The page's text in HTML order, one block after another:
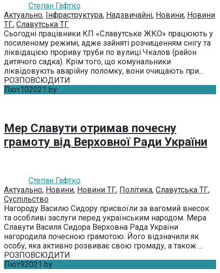
Степан Гафтко
Актуально, Інфраструктура, Надзвичайні, Новини, Новини
ТГ, Славутська ТГ
Сьогодні працівники КП «Славутське ЖКО» працюють у
посиленому режимі, адже зайняті розчищенням снігу та
ліквідацією прориву труби по вулиці Чкалов (район
дитячого садка). Крім того, що комунальники
ліквідовують аварійну поломку, вони очищають при...
РОЗПОВСЮДИТИ
Лют102021 by
Мер Славути отримав почесну
грамоту від Верховної Ради України
Степан Гафтко
Актуально, Новини, Новини ТГ, Політика, Славутська ТГ,
Суспільство
Нагороду Василю Сидору присвоїли за вагомий внесок
та особливі заслуги перед українським народом. Мера
Славути Василя Сидора Верховна Рада України
нагородила почесною грамотою. Його відзначили як
особу, яка активно розвиває свою громаду, а також ...
РОЗПОВСЮДИТИ
Лют92021 by